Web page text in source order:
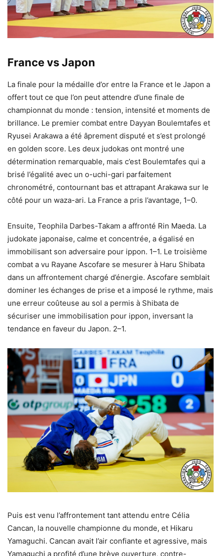
France vs Japon
La finale pour la médaille d’or entre la France et le Japon a
offert tout ce que l’on peut attendre d’une finale de
championnat du monde : tension, intensité et moments de
brillance. Le premier combat entre Dayyan Boulemtafes et
Ryusei Arakawa a été âprement disputé et s’est prolongé
en golden score. Les deux judokas ont montré une
détermination remarquable, mais c’est Boulemtafes qui a
brisé l’égalité avec un o-uchi-gari parfaitement
chronométré, contournant bas et attrapant Arakawa sur le
côté pour un waza-ari. La France a pris l’avantage, 1–0.
Ensuite, Teophila Darbes-Takam a affronté Rin Maeda. La
judokate japonaise, calme et concentrée, a égalisé en
immobilisant son adversaire pour ippon. 1–1. Le troisième
combat a vu Rayane Ascofare se mesurer à Haru Shibata
dans un affrontement chargé d’énergie. Ascofare semblait
dominer les échanges de prise et a imposé le rythme, mais
une erreur coûteuse au sol a permis à Shibata de
sécuriser une immobilisation pour ippon, inversant la
tendance en faveur du Japon. 2–1.
Puis est venu l’affrontement tant attendu entre Célia
Cancan, la nouvelle championne du monde, et Hikaru
Yamaguchi. Cancan avait l’air confiante et agressive, mais
Yamaguchi a profité d’une brève ouverture, contre-